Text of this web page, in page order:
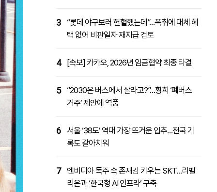
3 “롯데 야구보러 헌혈했는데”…폭취에 대체 혜
택 없어 비판일자 재지급 검토
4 [속보] 카카오, 2026년 임금협약 최종 타결
5 “2030은 버스에서 살라고?”…황희 ‘폐버스
거주’ 제안에 역풍
6
서울 ‘38도’ 역대 가장 뜨거운 입추…전국 기
록도 갈아치워
7 엔비디아 독주 속 존재감 키우는 SKT…리벨
리온과 ‘한국형 AI 인프라’ 구축